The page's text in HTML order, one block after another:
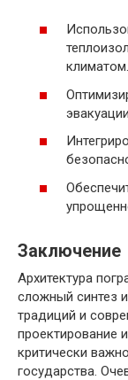
климатом.
Заключение
Архитектура
сложный синтез
традиций и
проектирование
критически
государства.